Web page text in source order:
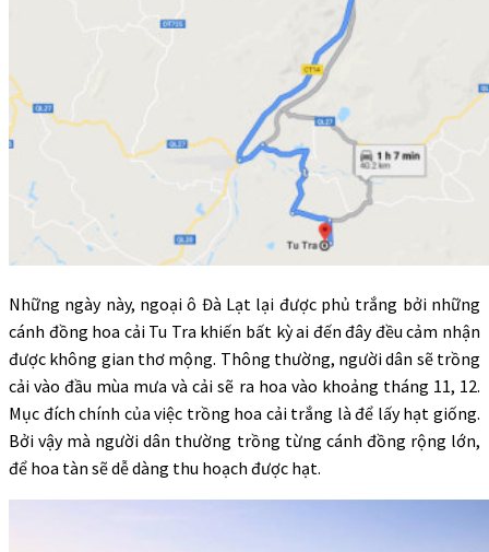
Những ngày này, ngoại ô Đà Lạt lại được phủ trắng bởi những
cánh đồng hoa cải Tu Tra khiến bất kỳ ai đến đây đều cảm nhận
được không gian thơ mộng. Thông thường, người dân sẽ trồng
cải vào đầu mùa mưa và cải sẽ ra hoa vào khoảng tháng 11, 12.
Mục đích chính của việc trồng hoa cải trắng là để lấy hạt giống.
Bởi vậy mà người dân thường trồng từng cánh đồng rộng lớn,
để hoa tàn sẽ dễ dàng thu hoạch được hạt.